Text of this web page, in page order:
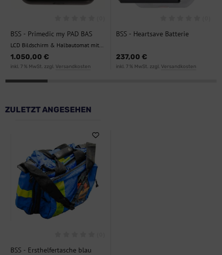
BSS - Primedic my PAD BAS
LCD Bildschirm & Halbautomat mit
1.050,00 €
inkl. 7 % MwSt. zzgl. Versandkosten
BSS - Heartsave Batterie
237,00 €
inkl. 7 % MwSt. zzgl. Versandkosten
ZULETZT ANGESEHEN
BSS - Ersthelfertasche blau